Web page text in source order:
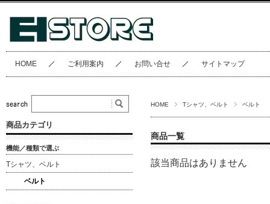
HOME ご利用案内 お問い合せ サイトマップ
HOME Tシャツ、ベルト ベルト
商品一覧
該当商品はありません
商品カテゴリ
機能／種類で選ぶ
Tシャツ、ベルト
ベルト